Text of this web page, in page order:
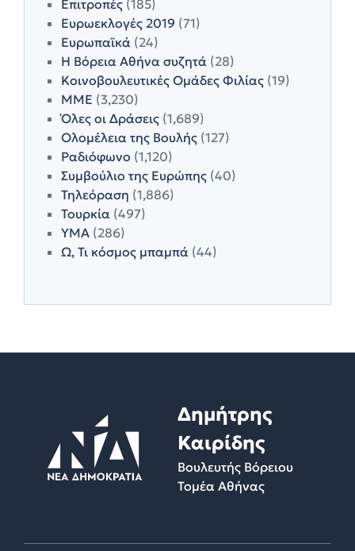
Επιτροπές (185)
Ευρωεκλογές 2019 (71)
Ευρωπαϊκά (24)
Η Βόρεια Αθήνα συζητά (28)
Κοινοβουλευτικές Ομάδες Φιλίας (19)
ΜΜΕ (3,230)
Όλες οι Δράσεις (1,689)
Ολομέλεια της Βουλής (127)
Ραδιόφωνο (1,120)
Συμβούλιο της Ευρώπης (40)
Τηλεόραση (1,886)
Τουρκία (497)
ΥΜΑ (286)
Ω, Τι κόσμος μπαμπά (44)
Δημήτρης
Καιρίδης
Βουλευτής Βόρειου
Τομέα Αθήνας